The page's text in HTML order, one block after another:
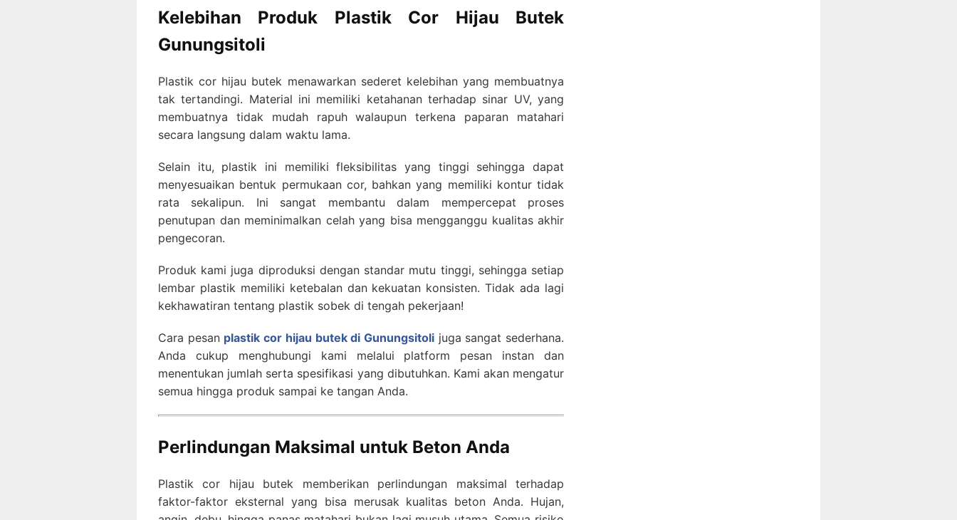
Kelebihan Produk Plastik Cor Hijau Butek
Gunungsitoli
Plastik cor hijau butek menawarkan sederet kelebihan yang membuatnya
tak tertandingi. Material ini memiliki ketahanan terhadap sinar UV, yang
membuatnya tidak mudah rapuh walaupun terkena paparan matahari
secara langsung dalam waktu lama.
Selain itu, plastik ini memiliki fleksibilitas yang tinggi sehingga dapat
menyesuaikan bentuk permukaan cor, bahkan yang memiliki kontur tidak
rata sekalipun. Ini sangat membantu dalam mempercepat proses
penutupan dan meminimalkan celah yang bisa mengganggu kualitas akhir
pengecoran.
Produk kami juga diproduksi dengan standar mutu tinggi, sehingga setiap
lembar plastik memiliki ketebalan dan kekuatan konsisten. Tidak ada lagi
kekhawatiran tentang plastik sobek di tengah pekerjaan!
Cara pesan plastik cor hijau butek di Gunungsitolijuga sangat sederhana.
Anda cukup menghubungi kami melalui platform pesan instan dan
menentukan jumlah serta spesifikasi yang dibutuhkan. Kami akan mengatur
semua hingga produk sampai ke tangan Anda.
Perlindungan Maksimal untuk Beton Anda
Plastik cor hijau butek memberikan perlindungan maksimal terhadap
faktor-faktor eksternal yang bisa merusak kualitas beton Anda. Hujan,